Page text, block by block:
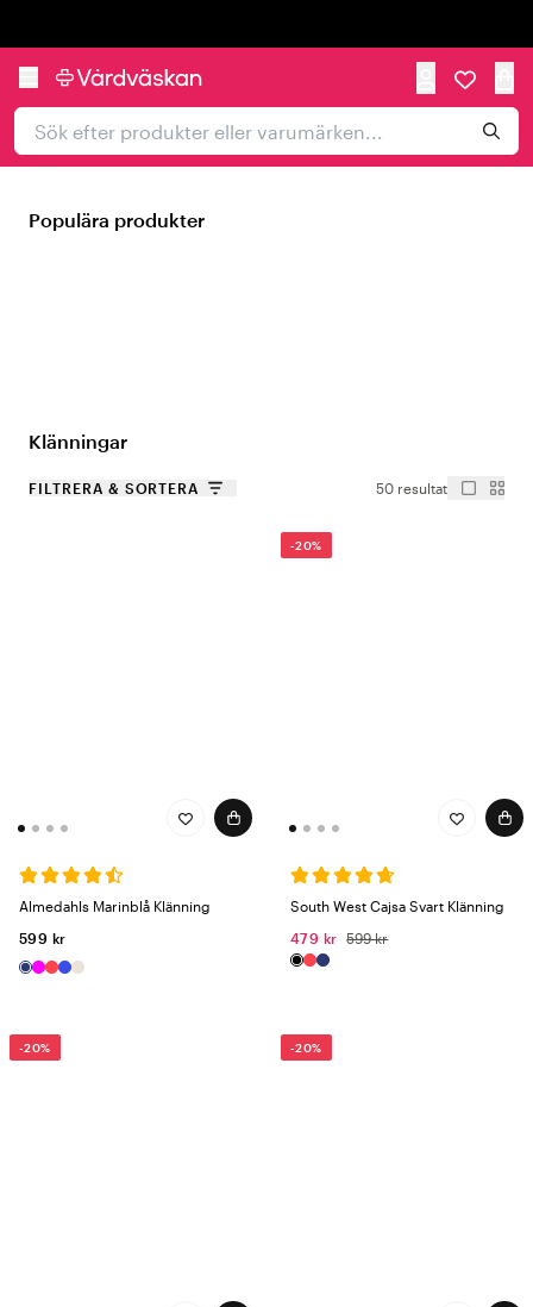
Populära produkter
Klänningar
FILTRERA & SORTERA 50 resultat
Almedahls Marinblå Klänning
599 kr
-20%
South West Cajsa Svart Klänning
479 kr
599 kr
-20% -20%